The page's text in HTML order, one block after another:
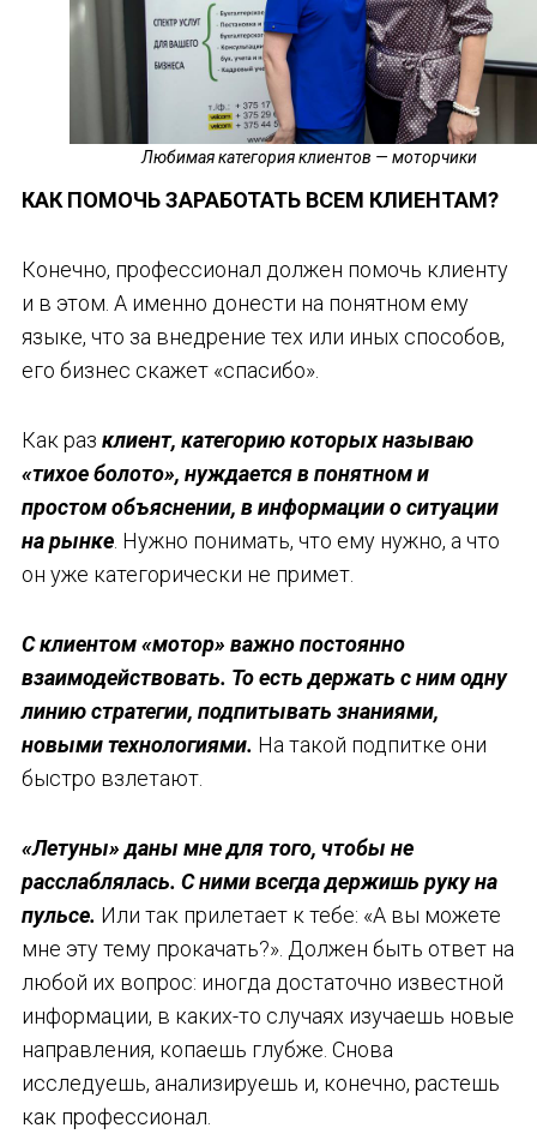
Любимая категория клиентов — моторчики
КАК ПОМОЧЬ ЗАРАБОТАТЬ ВСЕМ КЛИЕНТАМ?
Конечно, профессионал должен помочь клиенту
и в этом. А именно донести на понятном ему
языке, что за внедрение тех или иных способов,
его бизнес скажет «спасибо».
Как раз клиент, категорию которых называю
«тихое болото», нуждается в понятном и
простом объяснении, в информации о ситуации
на рынке. Нужно понимать, что ему нужно, а что
он уже категорически не примет.
С клиентом «мотор» важно постоянно
взаимодействовать. То есть держать с ним одну
линию стратегии, подпитывать знаниями,
новыми технологиями. На такой подпитке они
быстро взлетают.
«Летуны» даны мне для того, чтобы не
расслаблялась. С ними всегда держишь руку на
пульсе. Или так прилетает к тебе: «А вы можете
мне эту тему прокачать?». Должен быть ответ на
любой их вопрос: иногда достаточно известной
информации, в каких-то случаях изучаешь новые
направления, копаешь глубже. Снова
исследуешь, анализируешь и, конечно, растешь
как профессионал.